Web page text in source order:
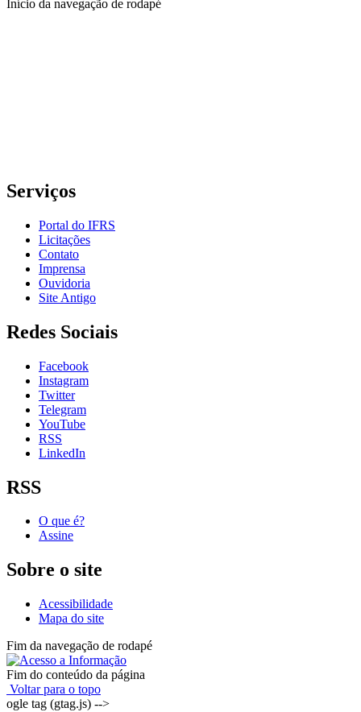
Início da navegação de rodapé
Serviços
Portal do IFRS
Licitações
Contato
Imprensa
Ouvidoria
Site Antigo
Redes Sociais
Facebook
Instagram
Twitter
Telegram
YouTube
RSS
LinkedIn
RSS
O que é?
Assine
Sobre o site
Acessibilidade
Mapa do site
Fim da navegação de rodapé
Fim do conteúdo da página
Voltar para o topo
ogle tag (gtag.js) -->